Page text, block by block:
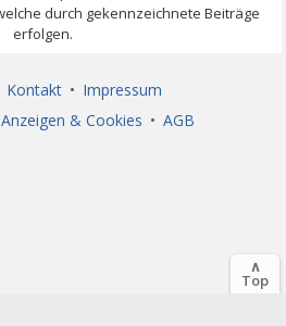
Kontakt • Impressum
Anzeigen & Cookies • AGB
∧
Top